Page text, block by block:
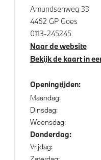
Driving Assistant
Buitenspiegels
Cruise control
Automatisch
bestuurderzijde
Active Cruise Control
Alarmsysteem klasse
Regensensor
Amundsenweg 33
4462 GP Goes
0113-245245
Naar de website
Bekijk de kaart in
Openingtijden:
Maandag:
Dinsdag:
Woensdag:
Donderdag:
Vrijdag: